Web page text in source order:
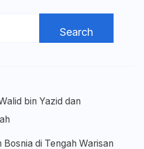
bin Yazid dan
di Tengah Warisan